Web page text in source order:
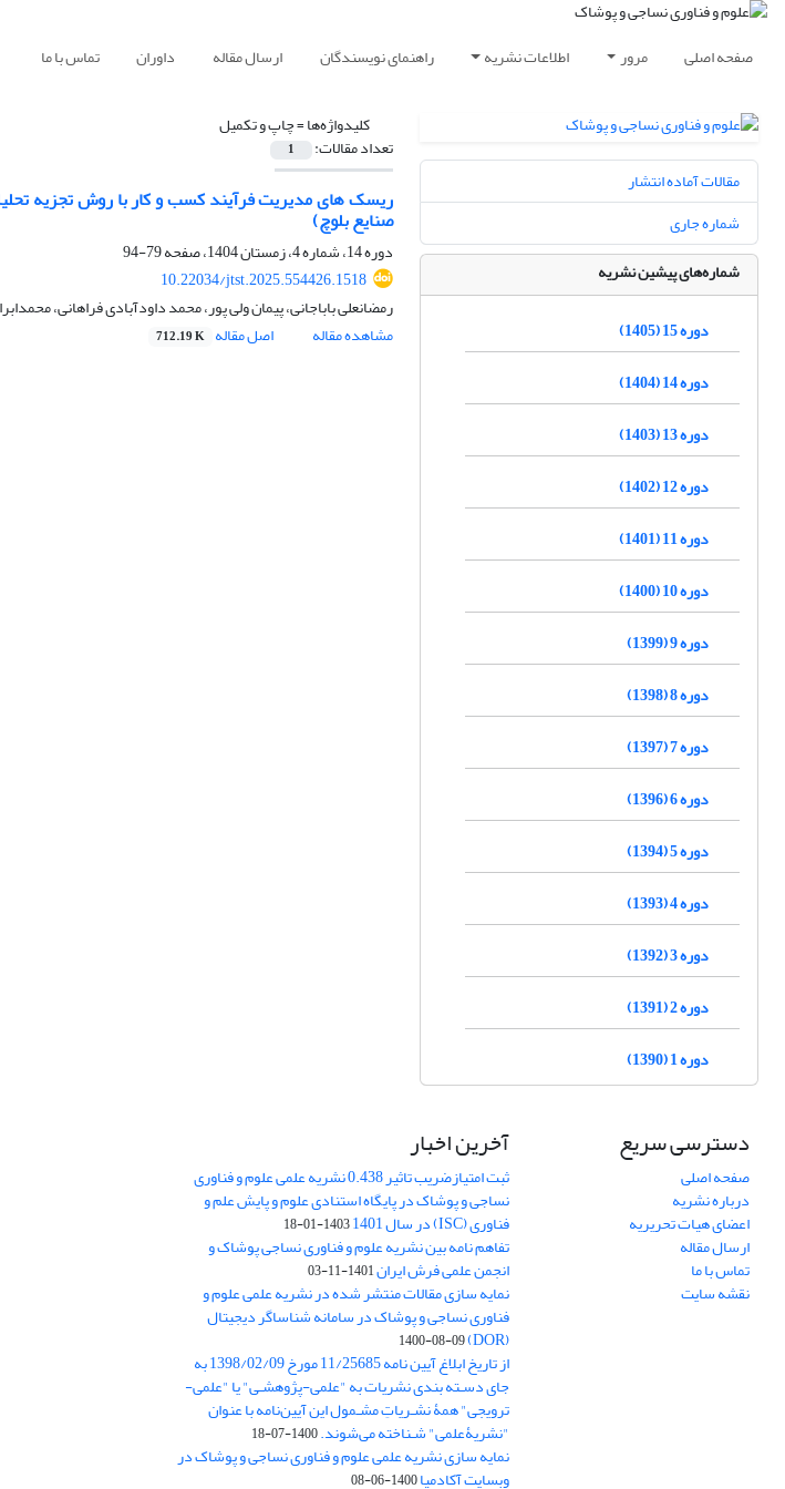
صفحه اصلی مرور اطلاعات نشریه راهنمای نویسندگان ارسال مقاله داوران تماس با ما
کلیدواژه‌ها =چاپ و تکمیل
تعداد مقالات: 1
ریسک های مدیریت فرآیند کسب و کار با روش تجزیه
صنایع بلوچ)
دوره 14، شماره 4، زمستان 1404، صفحه
79-94
10.22034/jtst.2025.554426.1518
رمضانعلی باباجانی، پیمان ولی پور، محمد داودآبادی فراهانی،
مشاهده مقاله
اصل مقاله 712.19 K
مقالات آماده انتشار
شماره جاری
شماره‌های پیشین نشریه
دوره 15 (1405)
دوره 14 (1404)
دوره 13 (1403)
دوره 12 (1402)
دوره 11 (1401)
دوره 10 (1400)
دوره 9 (1399)
دوره 8 (1398)
دوره 7 (1397)
دوره 6 (1396)
دوره 5 (1394)
دوره 4 (1393)
دوره 3 (1392)
دوره 2 (1391)
دوره 1 (1390)
دسترسی سریع
صفحه اصلی
درباره نشریه
اعضای هیات تحریریه
ارسال مقاله
تماس با ما
نقشه سایت
آخرین اخبار
ثبت امتیازضریب تاثیر 0.438 نشریه علمی علوم و فناوری
نساجی و پوشاک در پایگاه استنادی علوم و پایش علم و
فناوری (ISC) در سال 1401 1403-01-18
تفاهم نامه بین نشریه علوم و فناوری نساجی پوشاک و
انجمن علمی فرش ایران1401-11-03
نمایه سازی مقالات منتشر شده در نشریه علمی علوم و
فناوری نساجی و پوشاک در سامانه شناساگر دیجیتال
(DOR)
1400-08-09
از تاریخ ابلاغ آیین نامه 11/25685 مورخ 1398/02/09 به
جای دسـته بندی نشریات به "علمی-پژوهشـی" یا "علمی-
ترویجی" همۀ نشـریاتِ مشـمول این آیین‌نامه با عنوان
"نشریۀعلمی" شـناخته می‌شوند.1400-07-18
نمایه سازی نشریه علمی علوم و فناوری نساجی و پوشاک در
وبسایت آکادمیا1400-06-08